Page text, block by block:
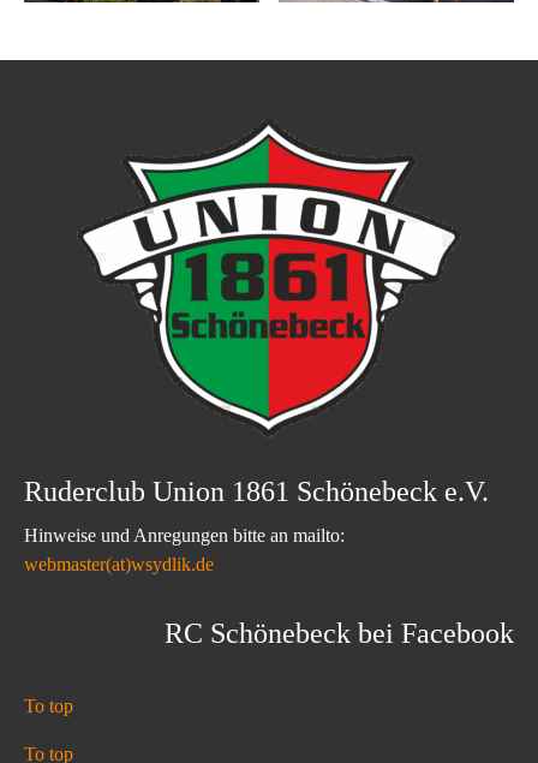
Ruderclub Union 1861 Schönebeck e.V.
Hinweise und Anregungen bitte an mailto:
webmaster(at)wsydlik.de
RC Schönebeck bei Facebook
To top
To top